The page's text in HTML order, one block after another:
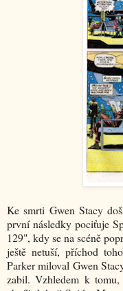
Ke smrti Gwen Stacy
první následky pociťuje
129", kdy se na scéně
ještě netuší, příchod
Parker miloval Gwen
zabil. Vzhledem k